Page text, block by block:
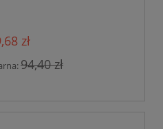
zł
94,40 zł